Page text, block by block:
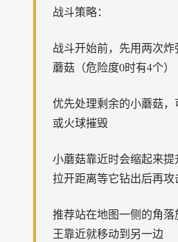
战斗策略：
战斗开始前，先用两次
蘑菇（危险度0时有4个）
优先处理剩余的小蘑菇
或火球摧毁
小蘑菇靠近时会缩起来
拉开距离等它钻出后再攻
推荐站在地图一侧的角
王靠近就移动到另一边